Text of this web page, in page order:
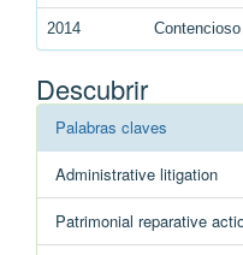
2014
Descubrir
Palabras claves
Administrative litigation
Patrimonial reparative